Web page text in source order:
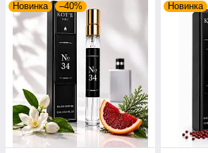
Новинка –40% Новинка